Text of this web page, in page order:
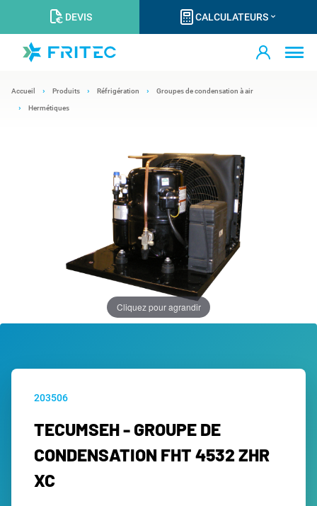
DEVIS CALCULATEURS
Accueil Produits Réfrigération Groupes de condensation à air
Hermétiques
Cliquez pour agrandir
203506
TECUMSEH - GROUPE DE
CONDENSATION FHT 4532 ZHR
XC